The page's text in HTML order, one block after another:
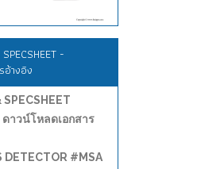
-
อ้างอิง
SPECSHEET
ดาวน์โหลดเอกสาร
DETECTOR #MSA